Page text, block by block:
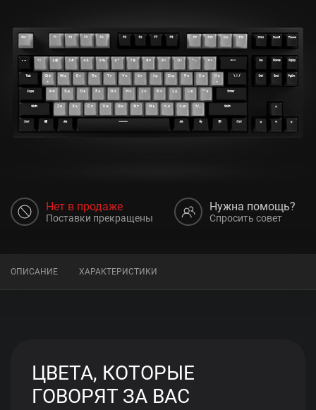
Нет в продаже
Поставки прекращены
Нужна помощь?
Спросить совет
ОПИСАНИЕ ХАРАКТЕРИСТИКИ
ЦВЕТА, КОТОРЫЕ
ГОВОРЯТ ЗА ВАС